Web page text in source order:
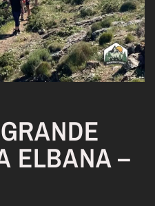
ELBANA –